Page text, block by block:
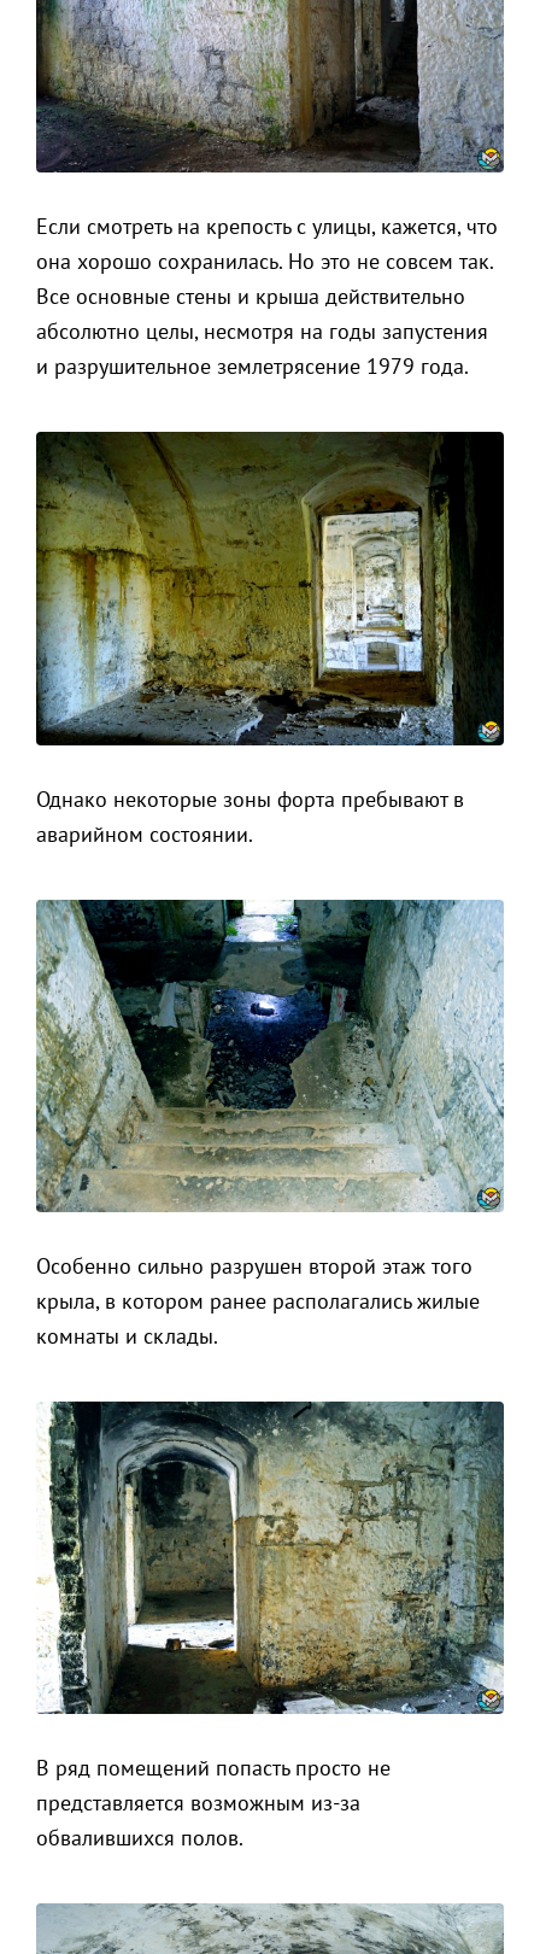
Если смотреть на крепость с улицы, кажется, что
она хорошо сохранилась. Но это не совсем так.
Все основные стены и крыша действительно
абсолютно целы, несмотря на годы запустения
и разрушительное землетрясение 1979 года.
Однако некоторые зоны форта пребывают в
аварийном состоянии.
Особенно сильно разрушен второй этаж того
крыла, в котором ранее располагались жилые
комнаты и склады.
В ряд помещений попасть просто не
представляется возможным из-за
обвалившихся полов.